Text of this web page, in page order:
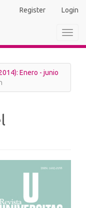
Register Login
Enero - junio